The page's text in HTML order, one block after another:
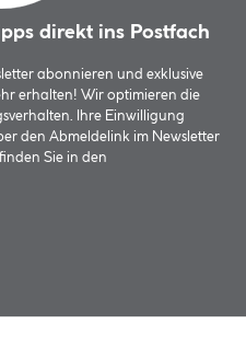
direkt ins Postfach
abonnieren und exklusive
erhalten! Wir optimieren die
Ihre Einwilligung
den Abmeldelink im Newsletter
Sie in den